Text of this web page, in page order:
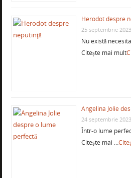
Herodot despre
25 septembrie 2023
Nu există
Citește mai mult
Angelina Jolie
24 septembrie 2023
Într-o lume
Citește mai …